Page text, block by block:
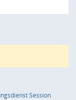
Session(Wird in